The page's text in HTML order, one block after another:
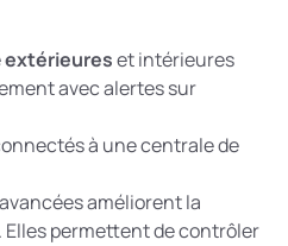
extérieureset intérieures
avec alertes sur
à une centrale de
améliorent la
permettent de contrôler